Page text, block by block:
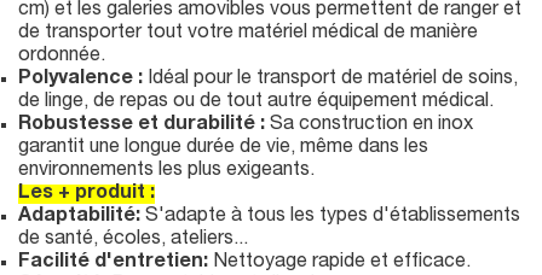
cm) et les galeries amovibles vous permettent de ranger et
de transporter tout votre matériel médical de manière
ordonnée.
Polyvalence : Idéal pour le transport de matériel de soins,
de linge, de repas ou de tout autre équipement médical.
Robustesse et durabilité : Sa construction en inox
garantit une longue durée de vie, même dans les
environnements les plus exigeants.
Les + produit :
Adaptabilité: S'adapte à tous les types d'établissements
de santé, écoles, ateliers...
Facilité d'entretien: Nettoyage rapide et efficace.